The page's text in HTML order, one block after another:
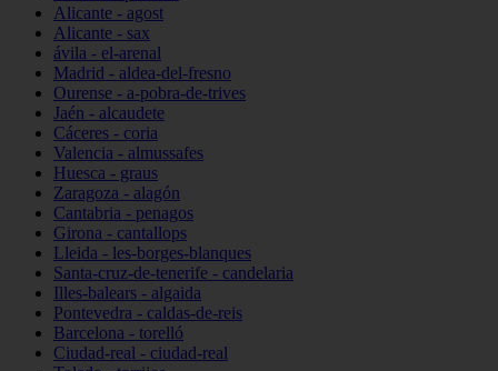
Alicante - agost
Alicante - sax
ávila - el-arenal
Madrid - aldea-del-fresno
Ourense - a-pobra-de-trives
Jaén - alcaudete
Cáceres - coria
Valencia - almussafes
Huesca - graus
Zaragoza - alagón
Cantabria - penagos
Girona - cantallops
Lleida - les-borges-blanques
Santa-cruz-de-tenerife - candelaria
Illes-balears - algaida
Pontevedra - caldas-de-reis
Barcelona - torelló
Ciudad-real - ciudad-real